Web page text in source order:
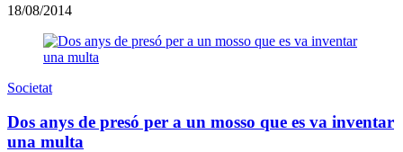
18/08/2014
Societat
Dos anys de presó per a un mosso que es va inventar
una multa